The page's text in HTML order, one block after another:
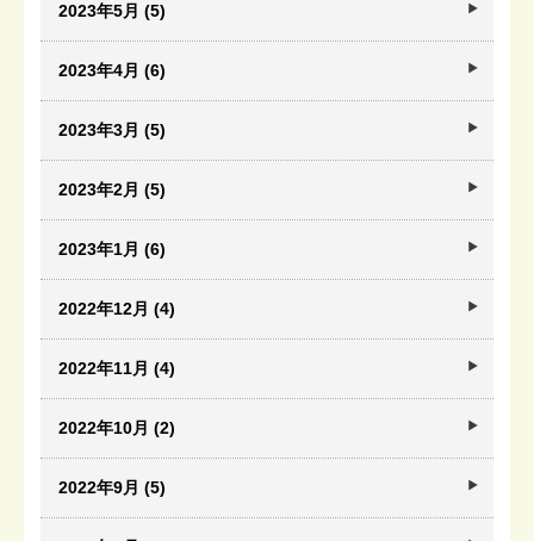
2023年5月 (5)
2023年4月 (6)
2023年3月 (5)
2023年2月 (5)
2023年1月 (6)
2022年12月 (4)
2022年11月 (4)
2022年10月 (2)
2022年9月 (5)